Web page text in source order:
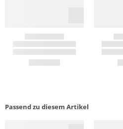
Passend zu diesem Artikel